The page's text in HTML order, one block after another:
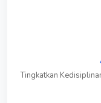
Tingkatkan